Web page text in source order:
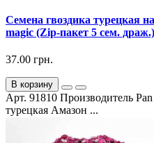
Семена гвоздика турецкая
magic (Zip-пакет 5 сем. драж.)
37.00 грн.
В корзину
Арт. 91810 Производитель
турецкая Амазон ...